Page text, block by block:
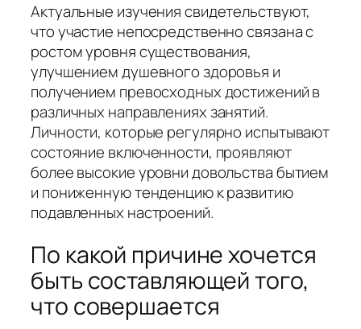
Актуальные изучения свидетельствуют,
что участие непосредственно связана с
ростом уровня существования,
улучшением душевного здоровья и
получением превосходных достижений в
различных направлениях занятий.
Личности, которые регулярно испытывают
состояние включенности, проявляют
более высокие уровни довольства бытием
и пониженную тенденцию к развитию
подавленных настроений.
По какой причине хочется
быть составляющей того,
что совершается